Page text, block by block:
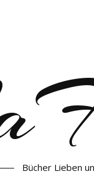
Bücher Lieben